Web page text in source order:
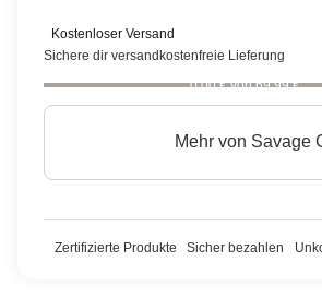
Kostenloser Versand
Sichere dir versandkostenfreie Lieferung
0,00 € von 69,99 €
Mehr von Savage
Zertifizierte Produkte Sicher bezahlen